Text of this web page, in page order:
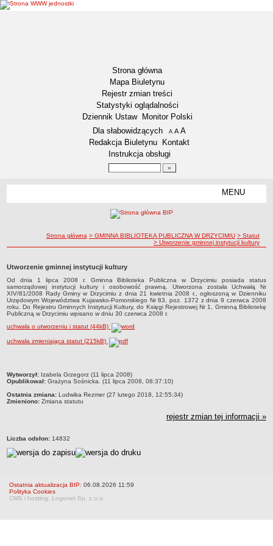
Strona główna
Mapa Biuletynu
Rejestr zmian treści
Statystyki oglądalności
Dziennik Ustaw
Monitor Polski
Menu dodatkowe
Dla słabowidzących A pomniejsz czcionkę
A standardowy rozmiar czcionki
A
Redakcja Biuletynu
Kontakt
Instrukcja obsługi
MENU
Plan polowań zbiorowych
Harmonogram odbioru odpadów na 2023 rok.
Konkursy ofert
Nieodpłatna Pomoc Prawna
NASZA GMINA
Lokalizacja
Zadania publiczne
Plan ogólny
Planowanie przestrzenne
Organizacje pozarządowe
Program Ochrony Środowiska
Decyzje środowiskowe
Ochrona przyrody
Planowane pomiary pola elektromagnetycznego
ścieżka nawigacji
Strona główna > GMINNA BIBLIOTEKA PUBLICZNA W DRZYCIMIU > Statut
> Utworzenie gminnej instytucji kultury
Utworzenie gminnej instytucji kultury
Od dnia 1 lipca 2008 r. Gminna Biblioteka Publiczna w Drzycimiu posiada status
samorządowej instytucji kultury i osobowość prawną. Utworzona została Uchwałą Nr
XIV/81/2008 Rady Gminy w Drzycimiu z dnia 21 kwietnia 2008 r., ogłoszoną w Dzienniku
Urzędowym Województwa Kujawsko-Pomorskiego Nr 83, poz. 1372 z dnia 9 czerwca 2008
roku. Do Rejestru Gminnych Instytucji Kultury, do Księgi Rejestrowej Nr 1, Gminną Bibliotekę
Publiczną w Drzycimiu wpisano w dniu 30 czerwca 2008 r.
uchwała o utworzeniu i statut (44kB)
uchwała zmieniająca statut (215kB)
metryczka
Wytworzył: Izabela Grzegorz (11 lipca 2008)
Opublikował: Grażyna Sośnicka. (11 lipca 2008, 08:37:10)
Ostatnia zmiana: Ludwika Rezmer (27 lutego 2018, 12:55:34)
Zmieniono: Zmiana statutu
rejestr zmian tej informacji »
Liczba odsłon: 14832
Ostatnia aktualizacja BIP: 06.08.2026 11:59
Polityka Cookies
CMS i hosting: Logonet Sp. z o.o.